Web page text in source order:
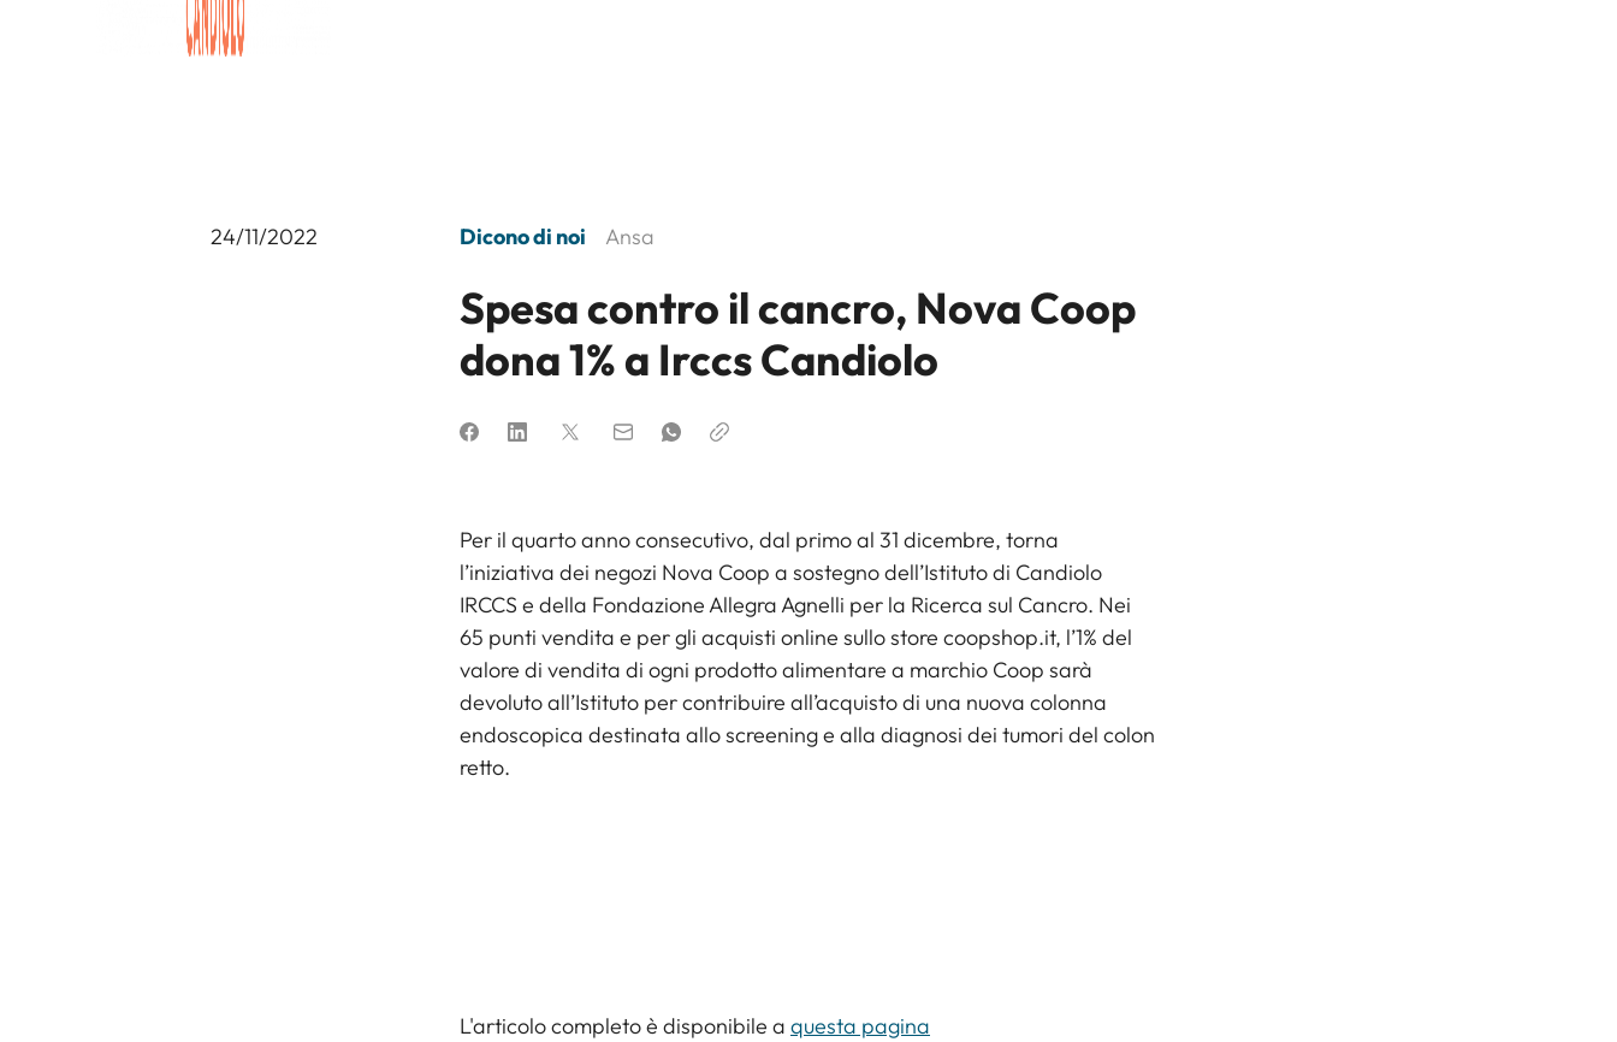
24/11/2022 Dicono di noi Ansa
Spesa contro il cancro, Nova Coop
dona 1% a Irccs Candiolo
Per il quarto anno consecutivo, dal primo al 31 dicembre, torna
l’iniziativa dei negozi Nova Coop a sostegno dell’Istituto di Candiolo
IRCCS e della Fondazione Allegra Agnelli per la Ricerca sul Cancro. Nei
65 punti vendita e per gli acquisti online sullo store coopshop.it, l’1% del
valore di vendita di ogni prodotto alimentare a marchio Coop sarà
devoluto all’Istituto per contribuire all’acquisto di una nuova colonna
endoscopica destinata allo screening e alla diagnosi dei tumori del colon
retto.
L'articolo completo è disponibile a questa pagina